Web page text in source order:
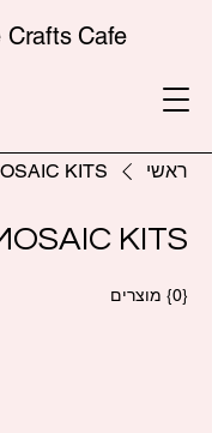
Crafts Cafe
ראשי KITS
KITS
{0} מוצרים